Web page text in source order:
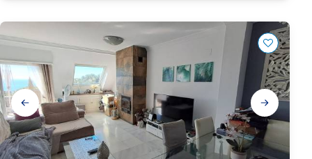
Galerij
navigatie